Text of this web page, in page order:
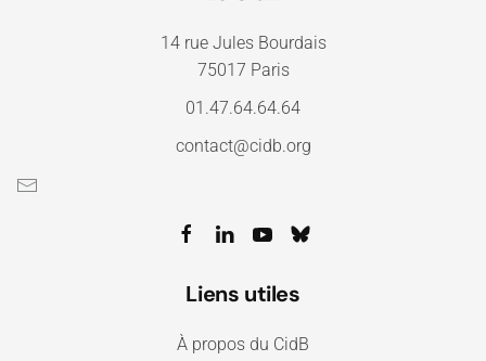
14 rue Jules Bourdais
75017 Paris
01.47.64.64.64
contact@cidb.org
Liens utiles
À propos du CidB